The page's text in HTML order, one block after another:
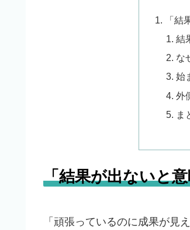
「
結
な
始
外
ま
「結果が出ないと
「頑張っているのに成果が見え